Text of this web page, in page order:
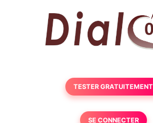
TESTER GRATUITEMENT
SE CONNECTER